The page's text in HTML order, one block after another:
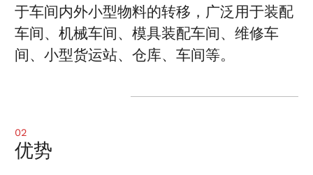
于车间内外小型物料的转移，广泛用于装配
车间、机械车间、模具装配车间、维修车
间、小型货运站、仓库、车间等。
02
优势